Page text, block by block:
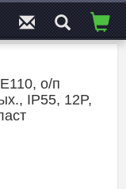
о/п
IP55, 12P,